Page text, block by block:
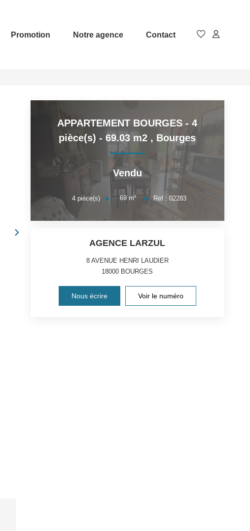
Promotion Notre agence Contact
APPARTEMENT BOURGES - 4
pièce(s) - 69.03 m2 , Bourges
Vendu
4pièce(s) 69 m² Réf :02283
AGENCE LARZUL
8 AVENUE HENRI LAUDIER
18000 BOURGES
Nous écrire Voir le numéro